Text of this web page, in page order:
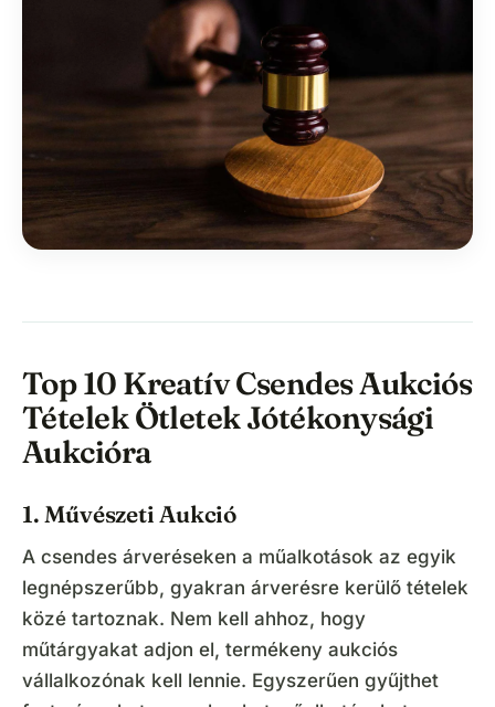
Top 10 Kreatív Csendes Aukciós
Tételek Ötletek Jótékonysági
Aukcióra
1. Művészeti Aukció
A csendes árveréseken a műalkotások az egyik
legnépszerűbb, gyakran árverésre kerülő tételek
közé tartoznak. Nem kell ahhoz, hogy
műtárgyakat adjon el, termékeny aukciós
vállalkozónak kell lennie. Egyszerűen gyűjthet